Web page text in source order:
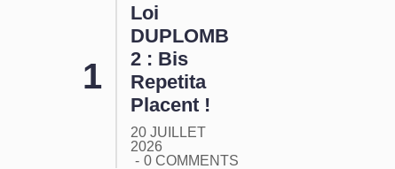
Loi
DUPLOMB
2 : Bis
Repetita
Placent !
20 JUILLET
2026
0 COMMENTS